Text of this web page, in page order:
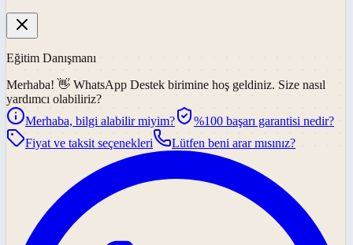
Eğitim Danışmanı
Merhaba! 👋 WhatsApp Destek birimine hoş geldiniz. Size nasıl
yardımcı olabiliriz?
Merhaba, bilgi alabilir miyim?
%100 başarı garantisi nedir?
Fiyat ve taksit seçenekleri
Lütfen beni arar mısınız?